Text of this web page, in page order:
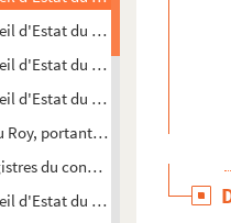
d'Estat du Roy, qui ordonne
d'Estat du Roy, qui défend &
d'Estat du Roy, qui ordonne
portant augmentation sur
du conseil d'Estat
d'Estat du Roy, qui declare,